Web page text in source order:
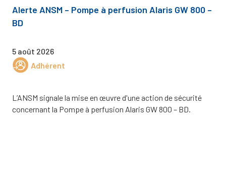
Alerte ANSM – Pompe à perfusion Alaris GW 800 –
BD
5 août 2026
Adhérent
L’ANSM signale la mise en œuvre d'une action de sécurité
concernant la Pompe à perfusion Alaris GW 800 – BD.